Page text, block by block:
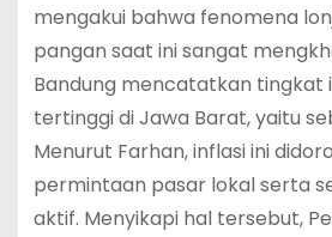
mengakui bahwa fenomena
pangan saat ini sangat
Bandung mencatatkan tingkat
tertinggi di Jawa Barat, yaitu
Menurut Farhan, inflasi ini
permintaan pasar lokal serta
aktif. Menyikapi hal tersebut,